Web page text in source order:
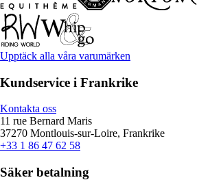
Upptäck alla våra varumärken
Kundservice i Frankrike
Kontakta oss
11 rue Bernard Maris
37270 Montlouis-sur-Loire, Frankrike
+33 1 86 47 62 58
Säker betalning